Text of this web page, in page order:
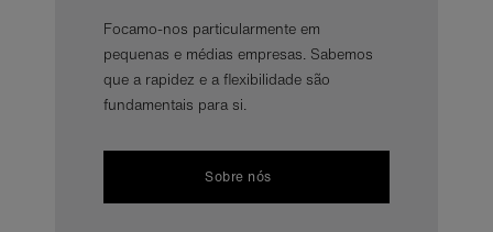
Focamo-nos particularmente em
pequenas e médias empresas. Sabemos
que a rapidez e a flexibilidade são
fundamentais para si.
Sobre nós